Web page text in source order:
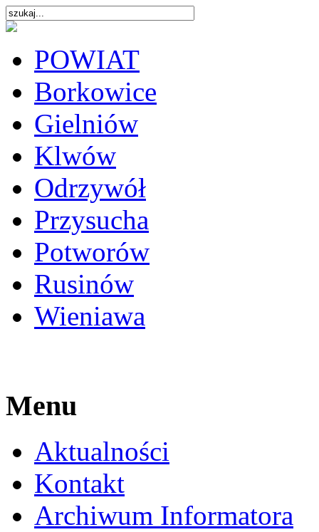
POWIAT
Borkowice
Gielniów
Klwów
Odrzywół
Przysucha
Potworów
Rusinów
Wieniawa
Menu
Aktualności
Kontakt
Archiwum Informatora